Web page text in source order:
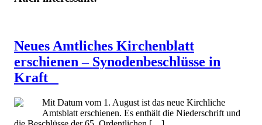
Neues Amtliches Kirchenblatt
erschienen – Synodenbeschlüsse in
Kraft
Mit Datum vom 1. August ist das neue Kirchliche
Amtsblatt erschienen. Es enthält die Niederschrift und